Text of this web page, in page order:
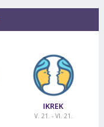
IKREK
V. 21. - VI. 21.